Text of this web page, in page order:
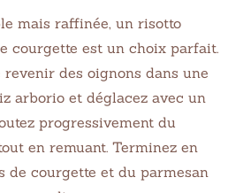
mais raffinée, un risotto
courgette est un choix parfait.
des oignons dans une
arborio et déglacez avec un
progressivement du
en remuant. Terminez en
de courgette et du parmesan